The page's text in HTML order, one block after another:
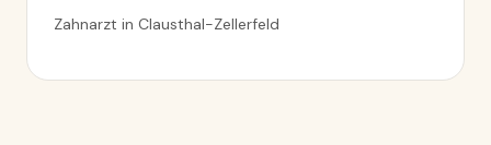
Zahnarzt in Clausthal-Zellerfeld